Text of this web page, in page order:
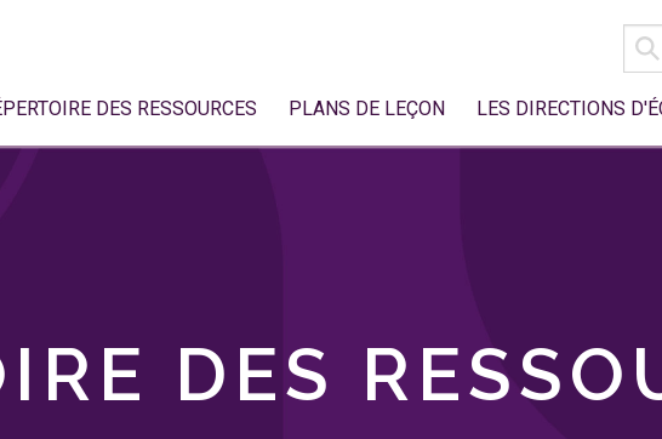
FOR:
DES RESSOURCES PLANS DE LEÇON LES DIRECTIONS
DES